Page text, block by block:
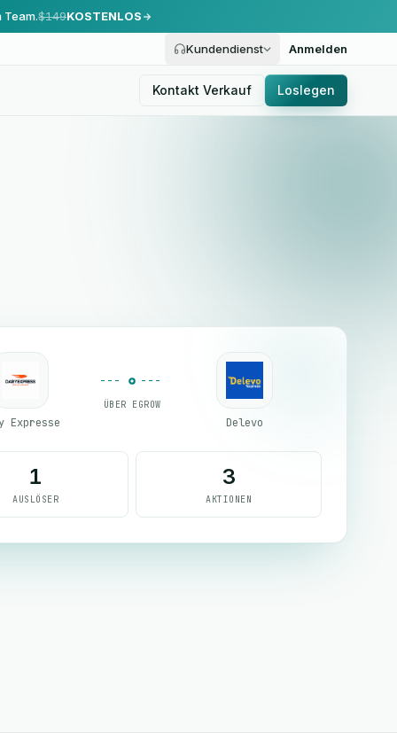
Team.$149KOSTENLOS
Kundendienst Anmelden
Kontakt Verkauf Loslegen
Expresse
ÜBER EGROW
Delevo
1
AUSLÖSER
3
AKTIONEN